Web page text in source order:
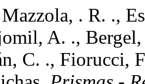
. R. .,
A. .,
C. ., Fiorucci,